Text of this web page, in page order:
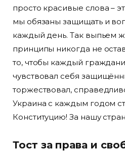
просто красивые слова –
мы обязаны защищать и
каждый день. Так выпьем
принципы никогда не
то, чтобы каждый
чувствовал себя
торжествовал,
Украина с каждым годом
Конституцию! За нашу
Тост за права и